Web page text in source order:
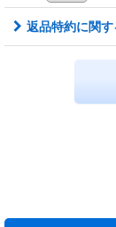
返品特約に関